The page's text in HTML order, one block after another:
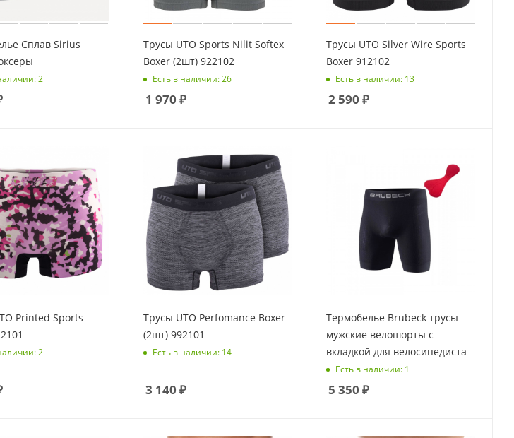
Сплав Sirius
2
Трусы UTO Sports Nilit Softex
Boxer (2шт) 922102
Есть в наличии: 26
1 970 ₽
Трусы UTO Silver Wire Sports
Boxer 912102
Есть в наличии: 13
2 590 ₽
Printed Sports
2
Трусы UTO Perfomance Boxer
(2шт) 992101
Есть в наличии: 14
3 140 ₽
Термобелье Brubeck трусы
мужские велошорты с
вкладкой для велосипедиста
Есть в наличии: 1
5 350 ₽